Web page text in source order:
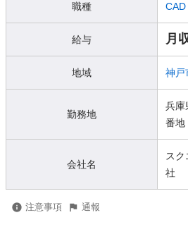
職種 CAD
給与 月
地域 神戸
勤務地
兵庫
番地
会社名
ス
社
注意事項 通報